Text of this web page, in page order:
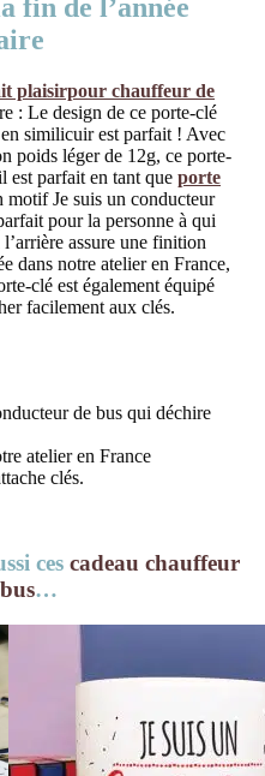
fin de l’année
plaisirpour chauffeur de
: Le design de ce porte-clé
similicuir est parfait ! Avec
poids léger de 12g, ce porte-
est parfait en tant que porte
motif Je suis un conducteur
pour la personne à qui
assure une finition
dans notre atelier en France,
clé est également équipé
facilement aux clés.
de bus qui déchire
atelier en France
clés.
ces cadeau chauffeur
…